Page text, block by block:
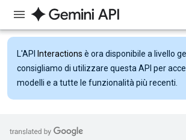
L'API Interactions è ora disponibile a livello
consigliamo di utilizzare questa API per
modelli e a tutte le funzionalità più recenti.